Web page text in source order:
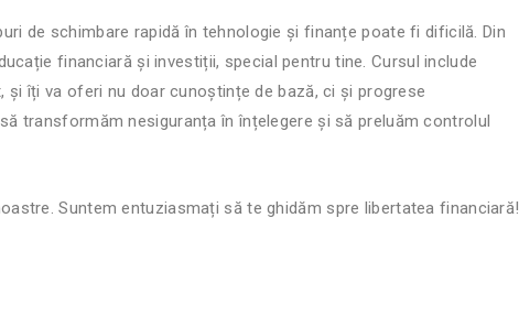
de schimbare rapidă în tehnologie și finanțe poate fi dificilă. Din
financiară și investiții, special pentru tine. Cursul include
îți va oferi nu doar cunoștințe de bază, ci și progrese
transformăm nesiguranța în înțelegere și să preluăm controlul
Suntem entuziasmați să te ghidăm spre libertatea financiară!